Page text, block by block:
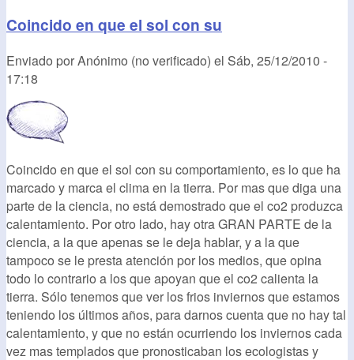
Coincido en que el sol con su
Enviado porAnónimo (no verificado) el Sáb, 25/12/2010 -
17:18
Coincido en que el sol con su comportamiento, es lo que ha
marcado y marca el clima en la tierra. Por mas que diga una
parte de la ciencia, no está demostrado que el co2 produzca
calentamiento. Por otro lado, hay otra GRAN PARTE de la
ciencia, a la que apenas se le deja hablar, y a la que
tampoco se le presta atención por los medios, que opina
todo lo contrario a los que apoyan que el co2 calienta la
tierra. Sólo tenemos que ver los frios inviernos que estamos
teniendo los últimos años, para darnos cuenta que no hay tal
calentamiento, y que no están ocurriendo los inviernos cada
vez mas templados que pronosticaban los ecologistas y